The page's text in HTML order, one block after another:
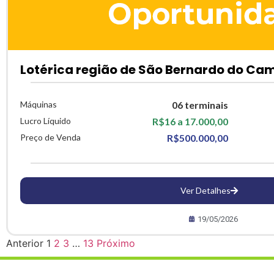
Lotérica região de São Bernardo do
Máquinas 06 terminais
Lucro Líquido R$16 a 17.000,00
Preço de Venda R$500.000,00
Ver Detalhes
19/05/2026
Anterior 1 2 3 … 13 Próximo